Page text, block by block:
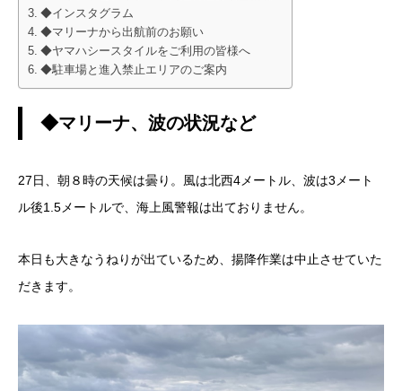
◆インスタグラム
◆マリーナから出航前のお願い
◆ヤマハシースタイルをご利用の皆様へ
◆駐車場と進入禁止エリアのご案内
◆マリーナ、波の状況など
27日、朝８時の天候は曇り。風は北西4メートル、波は3メート
ル後1.5メートルで、海上風警報は出ておりません。
本日も大きなうねりが出ているため、揚降作業は中止させていた
だきます。